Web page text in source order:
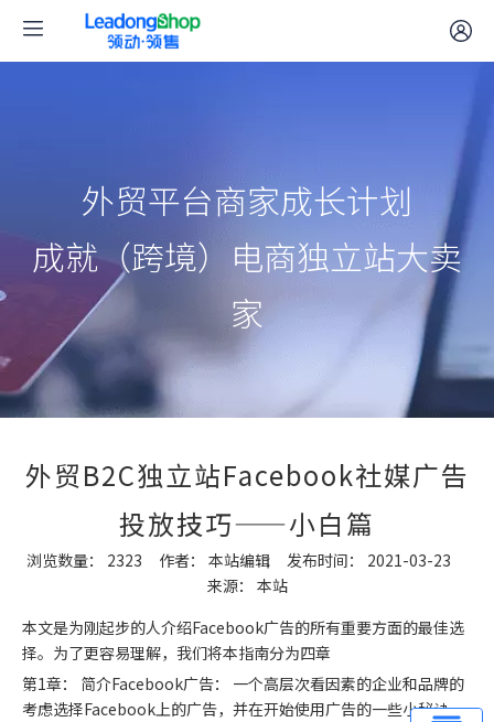
外贸平台商家成长计划
成就（跨境）电商独立站大卖
家
外贸B2C独立站Facebook社媒广告
投放技巧——小白篇
浏览数量： 2323 作者： 本站编辑 发布时间： 2021-03-23
来源： 本站
["wechat","weibo","qzone","douban","email"]
本文是为刚起步的人介绍Facebook广告的所有重要方面的最佳选
择。为了更容易理解，我们将本指南分为四章
第1章： 简介Facebook广告： 一个高层次看因素的企业和品牌的
考虑选择Facebook上的广告，并在开始使用广告的一些小秘诀